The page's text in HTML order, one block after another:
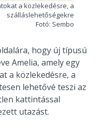
a közlekedésre, a
szálláslehetőségekre
Fotó: Sembo
hogy új típusú
Amelia, amely egy
a közlekedésre, a
lehetővé teszi az
kattintással
utazást.